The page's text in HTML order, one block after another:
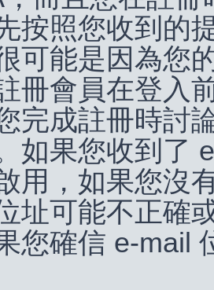
按照您收到的
可能是因為您
冊會員在登入
完成註冊時討
如果您收到了
用，如果您沒
址可能不正確
您確信 e-mail